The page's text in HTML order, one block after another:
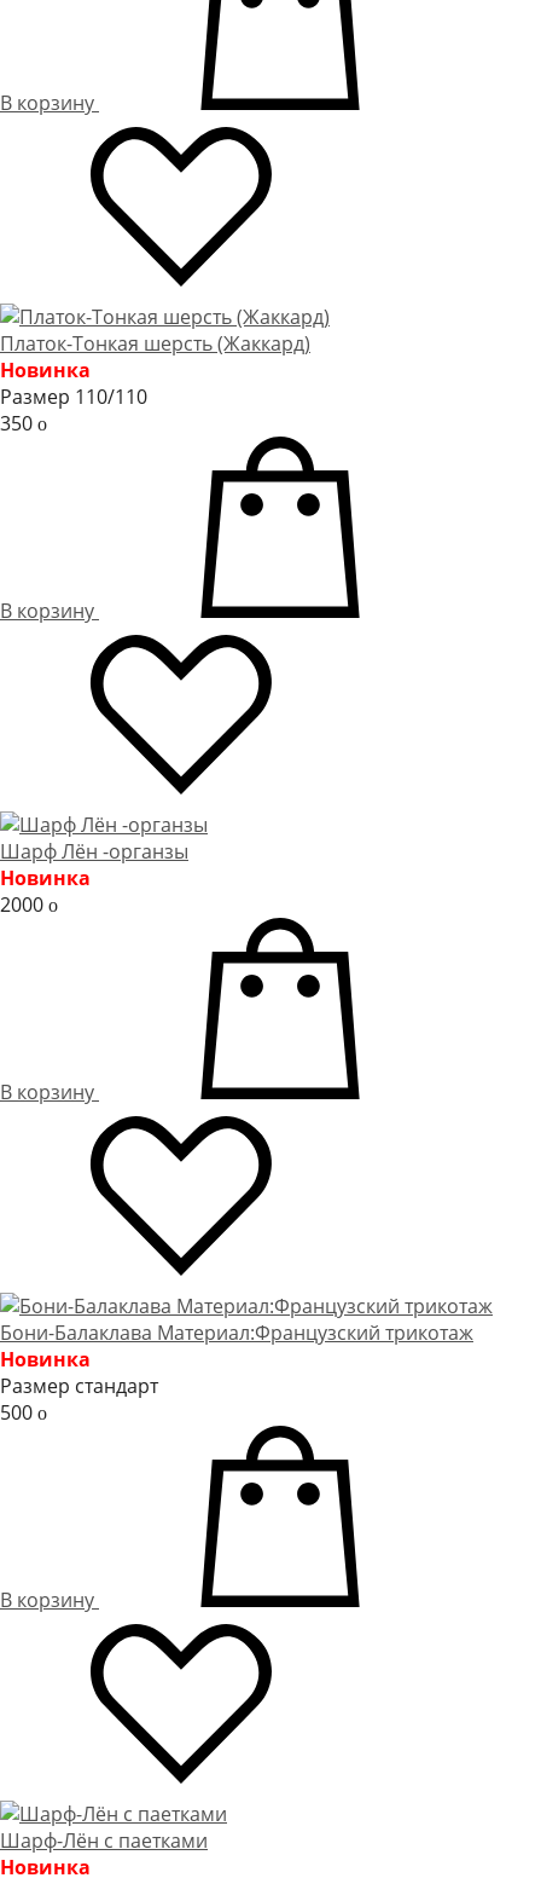
В корзину
Платок-Тонкая шерсть (Жаккард)
Новинка
Размер 110/110
350 o
В корзину
Шарф Лён -органзы
Новинка
2000 o
В корзину
Бони-Балаклава Материал:Французский трикотаж
Новинка
Размер стандарт
500 o
В корзину
Шарф-Лён с паетками
Новинка